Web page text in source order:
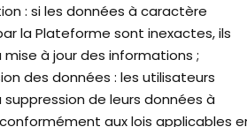
: si les données à caractère
la Plateforme sont inexactes, ils
à jour des informations ;
des données : les utilisateurs
de leurs données à
aux lois applicables